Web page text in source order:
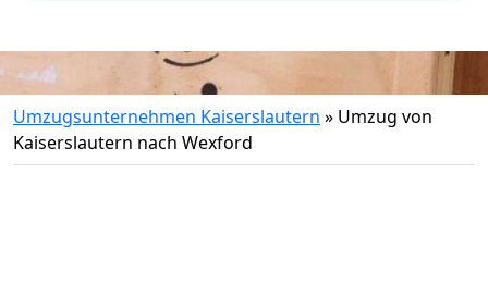
Umzugsunternehmen Kaiserslautern » Umzug von
Kaiserslautern nach Wexford